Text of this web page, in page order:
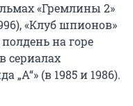
«Гремлины 2»
«Клуб шпионов»
на горе
сериалах
„А“» (в 1985 и 1986).